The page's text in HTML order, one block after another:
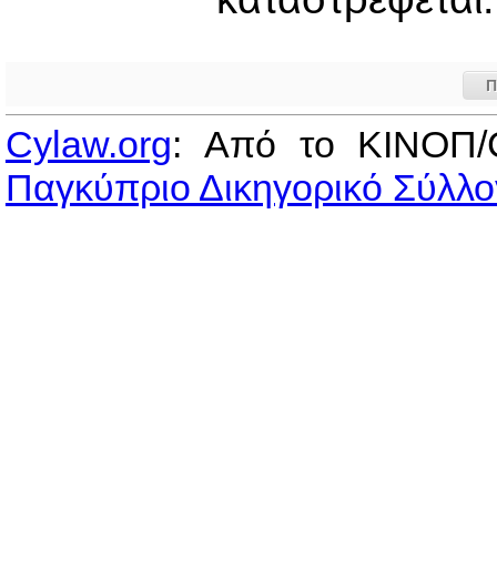
Cylaw.org: Από το
Παγκύπριο Δικηγορικό